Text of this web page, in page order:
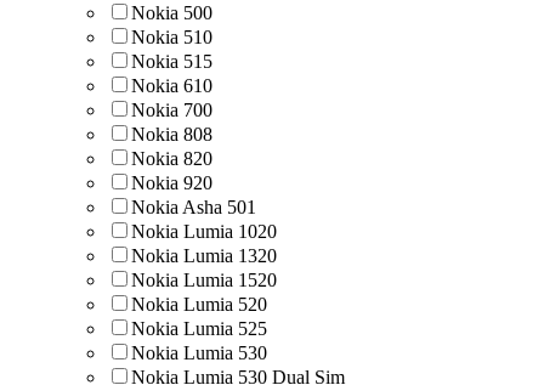
Nokia 500
Nokia 510
Nokia 515
Nokia 610
Nokia 700
Nokia 808
Nokia 820
Nokia 920
Nokia Asha 501
Nokia Lumia 1020
Nokia Lumia 1320
Nokia Lumia 1520
Nokia Lumia 520
Nokia Lumia 525
Nokia Lumia 530
Nokia Lumia 530 Dual Sim